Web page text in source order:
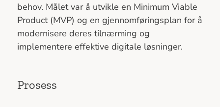
behov. Målet var å utvikle en Minimum Viable
Product (MVP) og en gjennomføringsplan for å
modernisere deres tilnærming og
implementere effektive digitale løsninger.
Prosess